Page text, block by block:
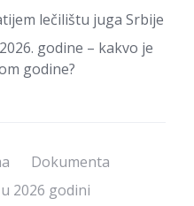
lečilištu juga Srbije
godine – kakvo je
godine?
Dokumenta
2026 godini